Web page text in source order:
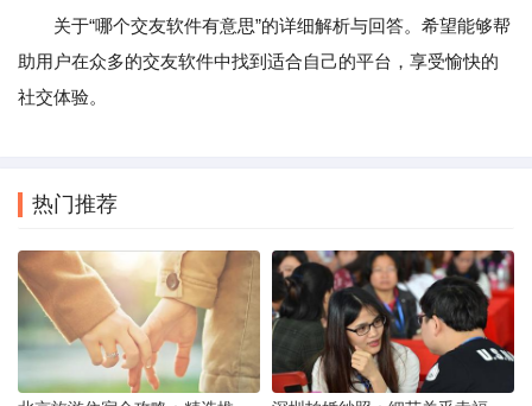
关于“哪个交友软件有意思”的详细解析与回答。希望能够帮
助用户在众多的交友软件中找到适合自己的平台，享受愉快的
社交体验。
热门推荐